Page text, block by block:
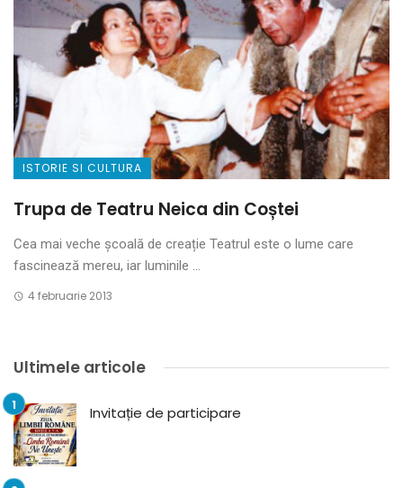
ISTORIE SI CULTURA
Trupa de Teatru Neica din Coștei
Cea mai veche școală de creație Teatrul este o lume care
fascinează mereu, iar luminile ...
4 februarie 2013
Ultimele articole
Invitație de participare